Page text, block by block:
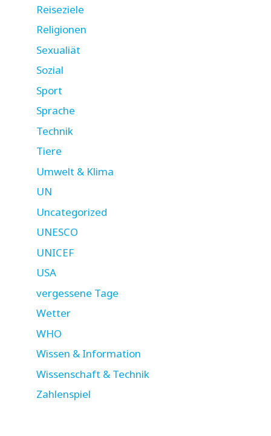
Reiseziele
Religionen
Sexualiät
Sozial
Sport
Sprache
Technik
Tiere
Umwelt & Klima
UN
Uncategorized
UNESCO
UNICEF
USA
vergessene Tage
Wetter
WHO
Wissen & Information
Wissenschaft & Technik
Zahlenspiel